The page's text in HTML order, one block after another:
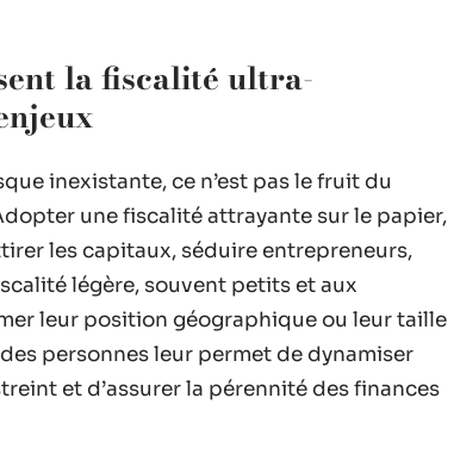
la fiscalité ultra-
inexistante, ce n’est pas le fruit du
une fiscalité attrayante sur le papier,
les capitaux, séduire entrepreneurs,
légère, souvent petits et aux
leur position géographique ou leur taille
personnes leur permet de dynamiser
et d’assurer la pérennité des finances